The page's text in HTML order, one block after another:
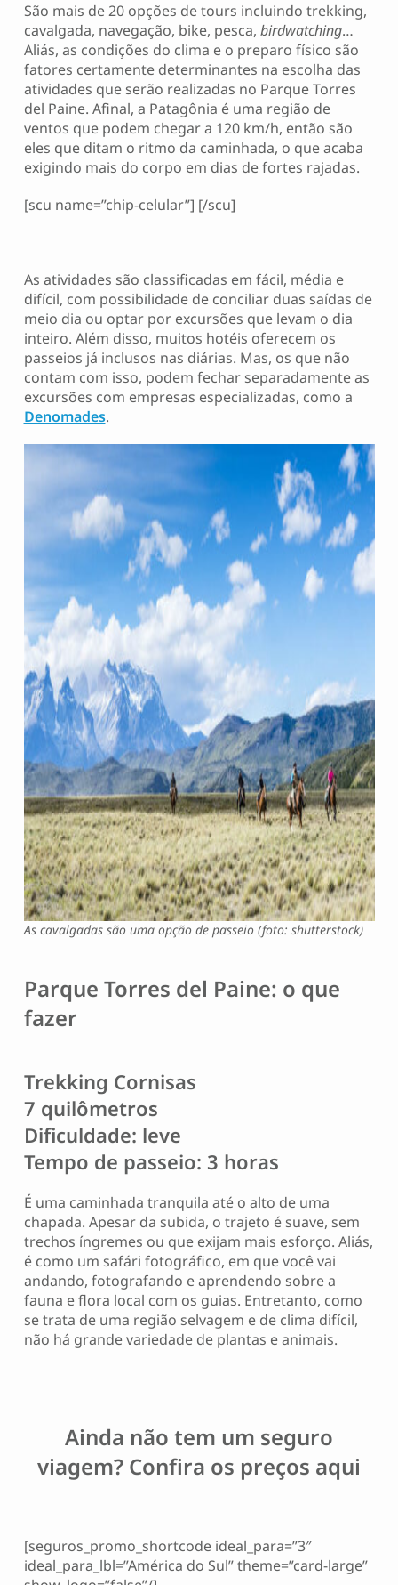
São mais de 20 opções de tours incluindo trekking,
cavalgada, navegação, bike, pesca, birdwatching…
Aliás, as condições do clima e o preparo físico são
fatores certamente determinantes na escolha das
atividades que serão realizadas no Parque Torres
del Paine. Afinal, a Patagônia é uma região de
ventos que podem chegar a 120 km/h, então são
eles que ditam o ritmo da caminhada, o que acaba
exigindo mais do corpo em dias de fortes rajadas.
[scu name=”chip-celular”] [/scu]
As atividades são classificadas em fácil, média e
difícil, com possibilidade de conciliar duas saídas de
meio dia ou optar por excursões que levam o dia
inteiro. Além disso, muitos hotéis oferecem os
passeios já inclusos nas diárias. Mas, os que não
contam com isso, podem fechar separadamente as
excursões com empresas especializadas, como a
Denomades.
As cavalgadas são uma opção de passeio (foto: shutterstock)
Parque Torres del Paine: o que
fazer
Trekking Cornisas
7 quilômetros
Dificuldade: leve
Tempo de passeio: 3 horas
É uma caminhada tranquila até o alto de uma
chapada. Apesar da subida, o trajeto é suave, sem
trechos íngremes ou que exijam mais esforço. Aliás,
é como um safári fotográfico, em que você vai
andando, fotografando e aprendendo sobre a
fauna e flora local com os guias. Entretanto, como
se trata de uma região selvagem e de clima difícil,
não há grande variedade de plantas e animais.
Ainda não tem um seguro
viagem? Confira os preços aqui
[seguros_promo_shortcode ideal_para=”3″
ideal_para_lbl=”América do Sul” theme=”card-large”